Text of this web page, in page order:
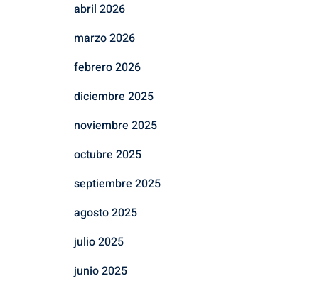
abril 2026
marzo 2026
febrero 2026
diciembre 2025
noviembre 2025
octubre 2025
septiembre 2025
agosto 2025
julio 2025
junio 2025